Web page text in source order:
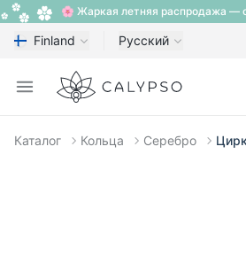
🌸 Жаркая летняя распродажа —
Finland Русский
Open menu
Calypso
Каталог Кольца Серебро